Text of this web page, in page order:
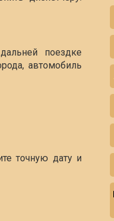
поездке
автомобиль
точную дату и